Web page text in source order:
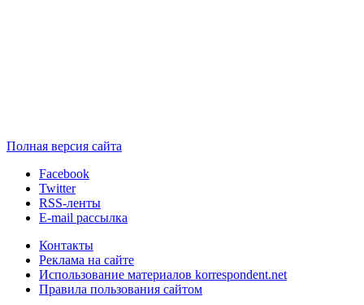
Полная версия сайта
Facebook
Twitter
RSS-ленты
E-mail рассылка
Контакты
Реклама на сайте
Использование материалов korrespondent.net
Правила пользования сайтом